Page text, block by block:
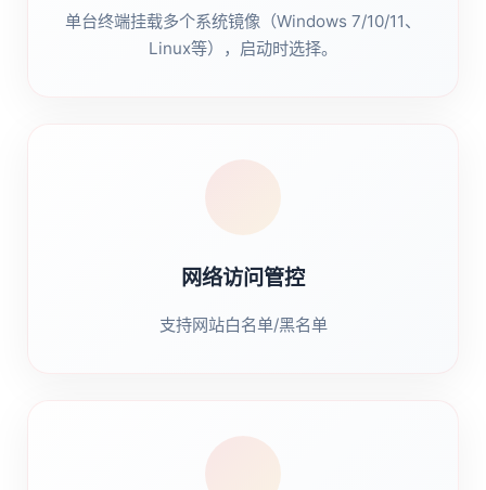
单台终端挂载多个系统镜像（Windows 7/10/11、
Linux等），启动时选择。
网络访问管控
支持网站白名单/黑名单